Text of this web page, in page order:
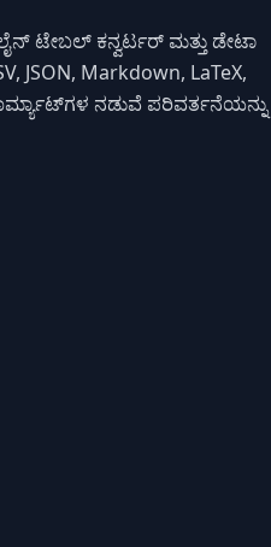
ಟೇಬಲ್ ಕನ್ವರ್ಟರ್ ಮತ್ತು ಡೇಟಾ
JSON, Markdown, LaTeX,
ನಡುವೆ ಪರಿವರ್ತನೆಯನ್ನು